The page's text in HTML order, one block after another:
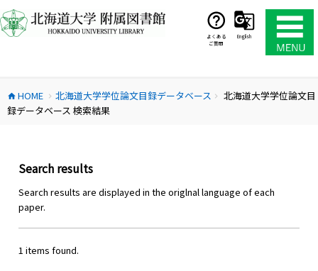
ン
テ
ス
キ
よくある
ご質問
English
home HOME chevron_right 北海道大学学位論文目録データベース chevron_right
北海道大学学位論文目
録データベース 検索結果
Search results
Search results are displayed in the origlnal language of each
paper.
1 items found.